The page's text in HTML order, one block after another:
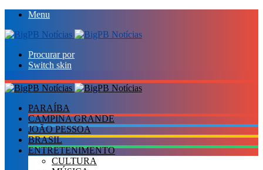
Menu
Procurar por
Switch skin
PARAÍBA
CAMPINA GRANDE
JOÃO PESSOA
BRASIL
ENTRETENIMENTO
CULTURA